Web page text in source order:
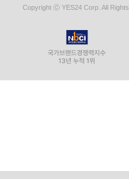
Copyright ⓒ YES24 Corp. All